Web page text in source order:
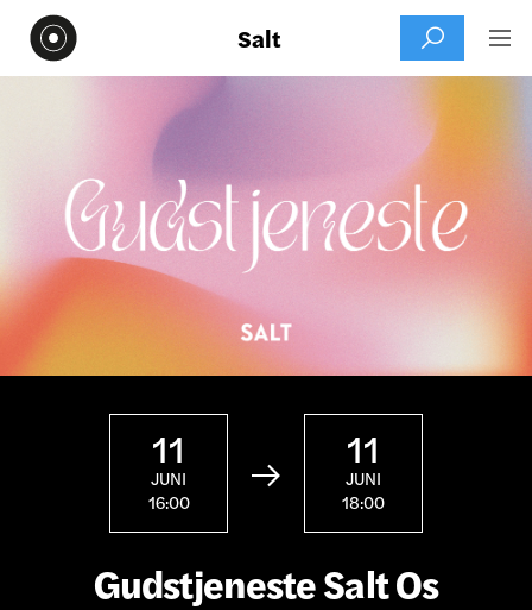
Salt  
11
JUNI
16:00

11
JUNI
18:00
Gudstjeneste Salt Os